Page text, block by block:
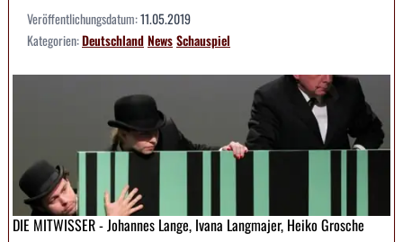
Veröffentlichungsdatum:11.05.2019
Kategorien:DeutschlandNewsSchauspiel
DIE MITWISSER - Johannes Lange, Ivana Langmajer, Heiko Grosche